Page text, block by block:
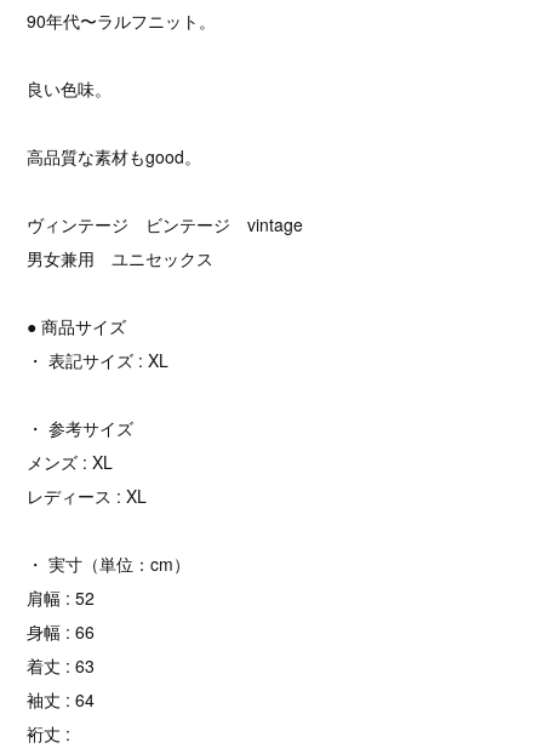
90年代〜ラルフニット。
良い色味。
高品質な素材もgood。
ヴィンテージ ビンテージ vintage
男女兼用 ユニセックス
● 商品サイズ
・ 表記サイズ : XL
・ 参考サイズ
メンズ : XL
レディース : XL
・ 実寸（単位：cm）
肩幅 : 52
身幅 : 66
着丈 : 63
袖丈 : 64
裄丈 :